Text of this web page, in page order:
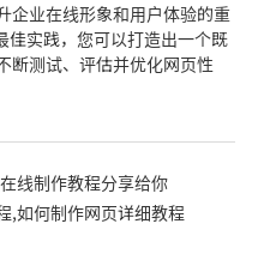
企业在线形象和用户体验的重
佳实践，您可以打造出一个既
断测试、评估并优化网页性
线制作教程分享给你
,如何制作网页详细教程